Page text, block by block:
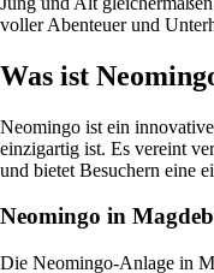
voller Abenteuer und
Was ist
Neomingo ist ein
einzigartig ist. Es vereint
und bietet Besuchern eine
Neomingo in
Die Neomingo-Anlage in